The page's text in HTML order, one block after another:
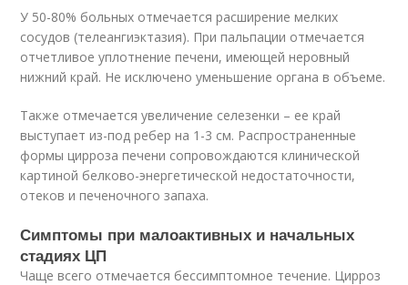
У 50-80% больных отмечается расширение мелких
сосудов (телеангиэктазия). При пальпации отмечается
отчетливое уплотнение печени, имеющей неровный
нижний край. Не исключено уменьшение органа в объеме.
Также отмечается увеличение селезенки – ее край
выступает из-под ребер на 1-3 см. Распространенные
формы цирроза печени сопровождаются клинической
картиной белково-энергетической недостаточности,
отеков и печеночного запаха.
Симптомы при малоактивных и начальных
стадиях ЦП
Чаще всего отмечается бессимптомное течение. Цирроз